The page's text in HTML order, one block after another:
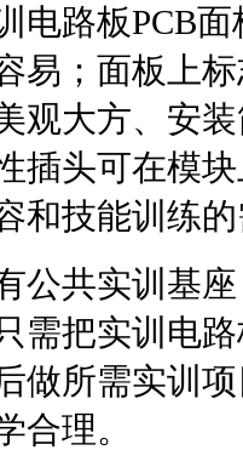
电路板PCB面
易；面板上
观大方、安
插头可在模
和技能训练
公共实训基
需把实训电
做所需实训
合理。